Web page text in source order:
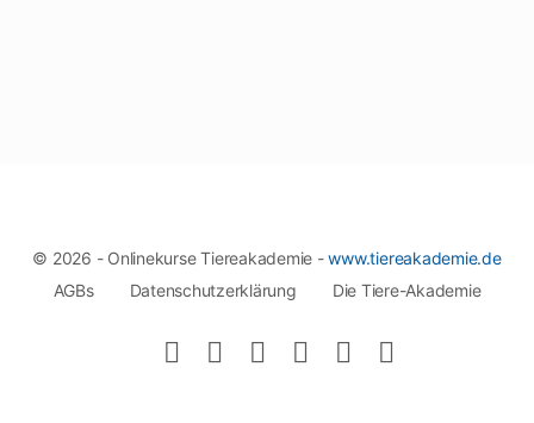
© 2026 - Onlinekurse Tiereakademie -www.tiereakademie.de
AGBs
Datenschutzerklärung Die Tiere-Akademie